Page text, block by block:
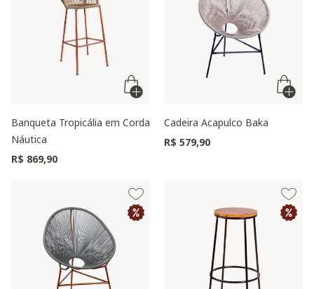
Banqueta Tropicália em Corda
Náutica
R$ 869,90
Cadeira Acapulco Baka
R$ 579,90